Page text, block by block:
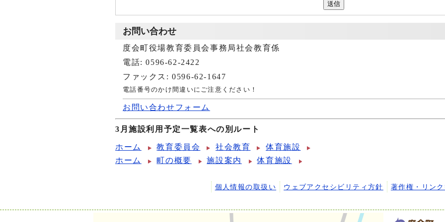
お問い合わせ
度会町役場教育委員会事務局社会教育係
電話: 0596-62-2422
ファックス: 0596-62-1647
電話番号のかけ間違いにご注意ください！
お問い合わせフォーム
3月施設利用予定一覧表への別ルート
ホーム 教育委員会 社会教育
体育施設
ホーム
町の概要 施設案内 体育施設
個人情報の取扱い ウェブアクセシビリティ方針 著作権・リン